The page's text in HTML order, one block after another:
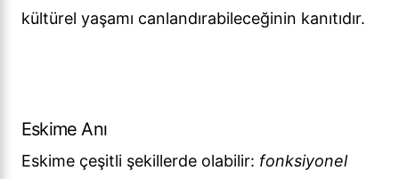
kültürel yaşamı canlandırabileceğinin kanıtıdır.
Eskime Anı
Eskime çeşitli şekillerde olabilir: fonksiyonel